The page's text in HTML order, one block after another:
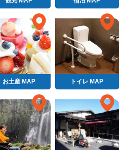
お土産 MAP トイレ MAP